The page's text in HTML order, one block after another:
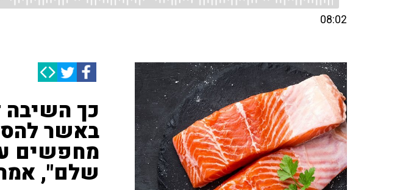
08:02
כך השיבה
באשר
מחפשים
שלם",